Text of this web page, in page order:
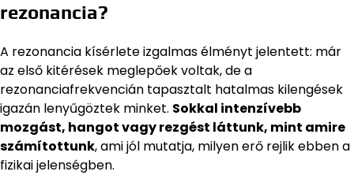
rezonancia?
A rezonancia kísérlete izgalmas élményt jelentett: már
az első kitérések meglepőek voltak, de a
rezonanciafrekvencián tapasztalt hatalmas kilengések
igazán lenyűgöztek minket. Sokkal intenzívebb
mozgást, hangot vagy rezgést láttunk, mint amire
számítottunk, ami jól mutatja, milyen erő rejlik ebben a
fizikai jelenségben.